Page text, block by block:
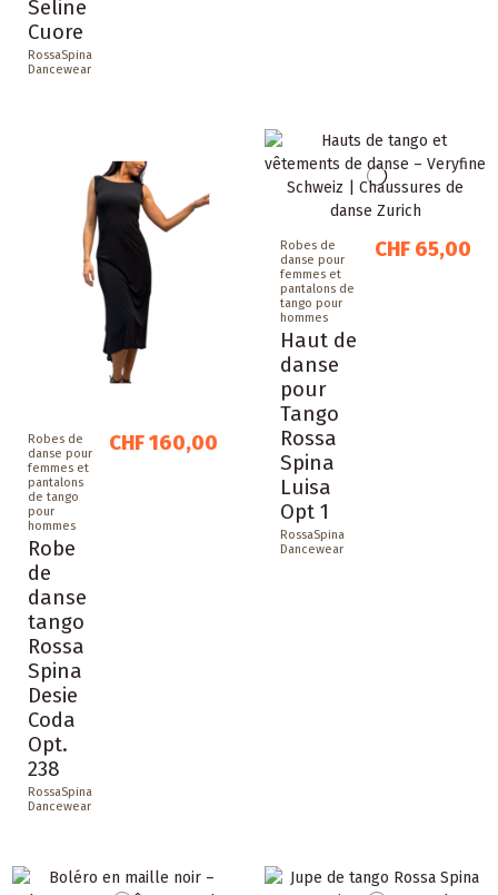
Seline
Cuore
RossaSpina
Dancewear
Robes de
danse pour
femmes et
pantalons
de tango
pour
hommes
Robe
de
danse
tango
Rossa
Spina
Desie
Coda
Opt.
238
RossaSpina
Dancewear
CHF 160,00
Robes de
danse pour
femmes et
pantalons de
tango pour
hommes
Haut de
danse
pour
Tango
Rossa
Spina
Luisa
Opt 1
RossaSpina
Dancewear
CHF 65,00